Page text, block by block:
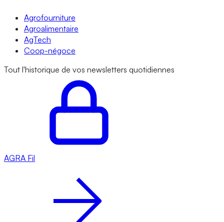
Agrofourniture
Agroalimentaire
AgTech
Coop-négoce
Tout l'historique de vos newsletters quotidiennes
AGRA Fil